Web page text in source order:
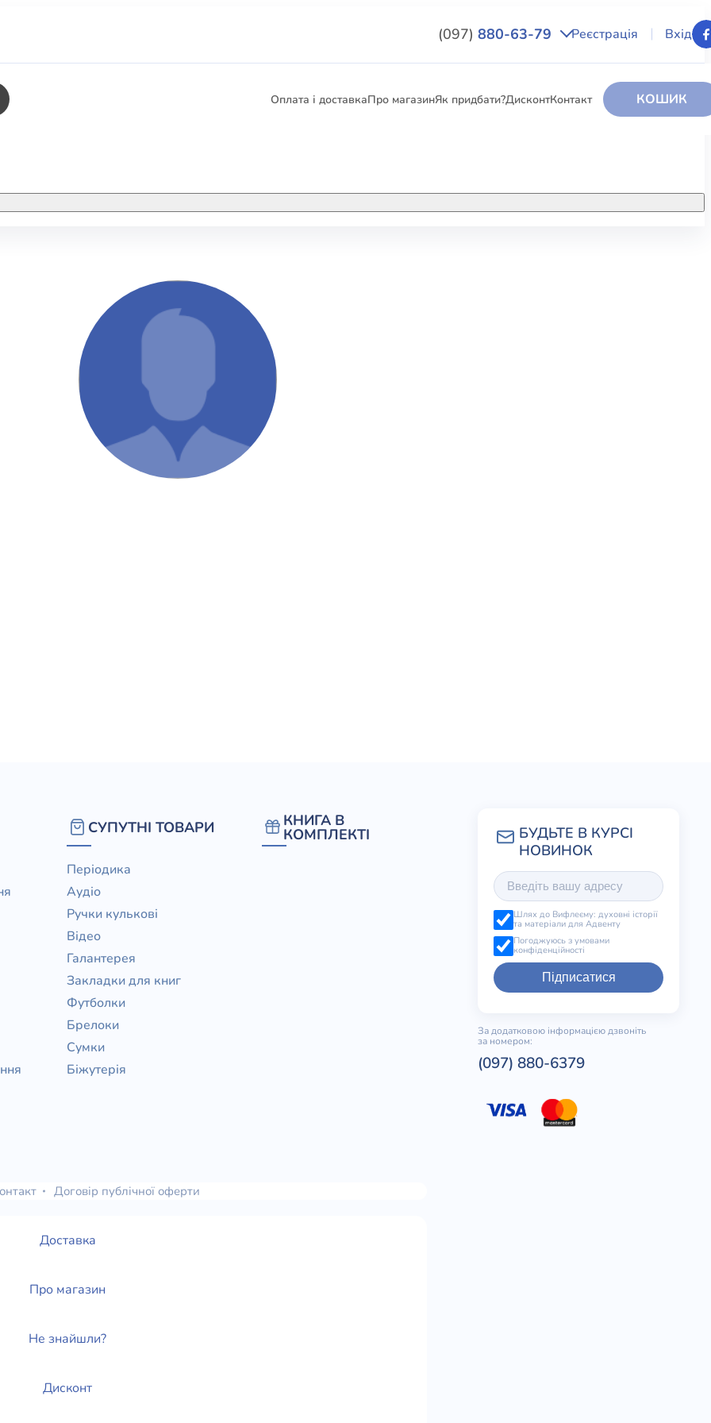
(097) 880-63-79 Реєстрація Вхід
Оплата і доставкаПро магазинЯк придбати?ДисконтКонтакт КОШИК
консультування
ЕЛЕКТРОННІ КНИГИ
КНИГА В КОМПЛЕКТІ
СУПУТНІ ТОВАРИ
Періодика
Аудіо
Ручки кулькові
Відео
Галантерея
Закладки для книг
Футболки
Брелоки
Сумки
Біжутерія
КНИГА В
КОМПЛЕКТІ
Шлях до Вифлеєму: духовні історії
та матеріали для Адвенту
Погоджуюсь з умовами
конфіденційності
Підписатися
За додатковою інформацією дзвоніть
за номером:
(097) 880-6379
Договір публічної оферти
Доставка
Про магазин
Не знайшли?
Дисконт